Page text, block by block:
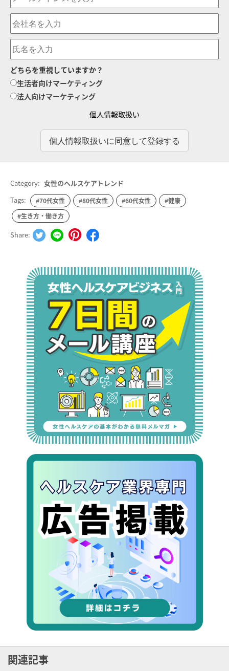
どちらを重視していますか？
生活者向けマーケティング
法人向けマーケティング
個人情報取扱い
Category: 女性のヘルスケアトレンド
Tags:
#70代女性 #80代女性 #60代女性
#健康
#生き方・働き方
Share:
関連記事